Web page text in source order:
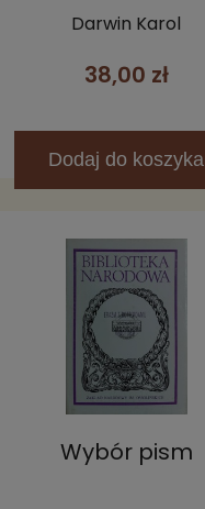
Darwin Karol
38,00 zł
Dodaj do koszyka
Wybór pism